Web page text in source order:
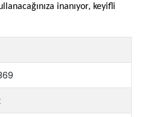
inanıyor, keyifli